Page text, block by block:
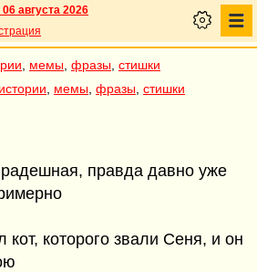
августа 2026
мемы фразы стишки
истории мемы фразы стишки
правда давно уже
которого звали Сеня, и он